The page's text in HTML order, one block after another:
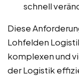
schnell
Diese
Lohfelden
komplexen und
der Logistik